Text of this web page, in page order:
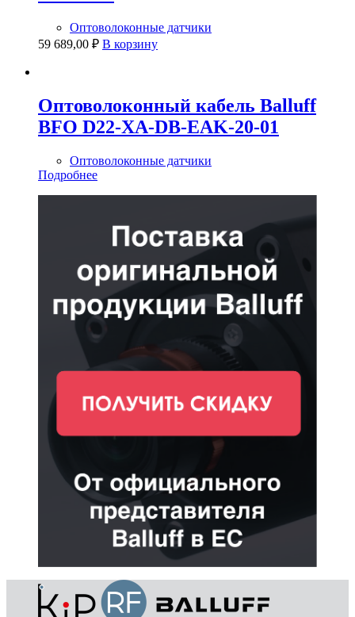
Оптоволоконные датчики
59 689,00 ₽ В корзину
Оптоволоконный кабель Balluff
BFO D22-XA-DB-EAK-20-01
Оптоволоконные датчики
Подробнее